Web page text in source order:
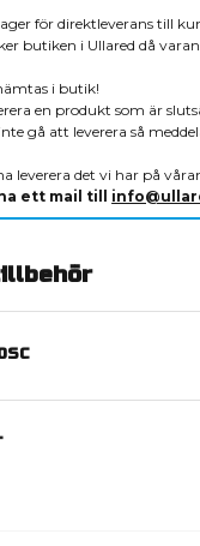
för direktleverans till
butiken i Ullared då
i butik!
en produkt som är
gå att leverera så
leverera det vi har på
ett mail till